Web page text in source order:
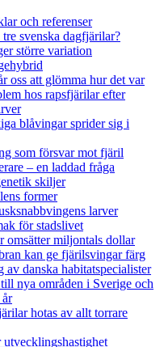
och referenser
svenska dagfjärilar?
större variation
oss att glömma hur det var
hos rapsfjärilar efter
blåvingar sprider sig i
som försvar mot fjäril
– en laddad fråga
skiljer
former
larver
för stadslivet
omsätter miljontals dollar
kan ge fjärilsvingar färg
av danska habitatspecialister
nya områden i Sverige och
hotas av allt torrare